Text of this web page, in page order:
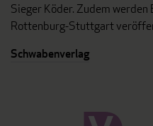
Sieger Köder. Zudem werden
Rottenburg-Stuttgart
Schwabenverlag